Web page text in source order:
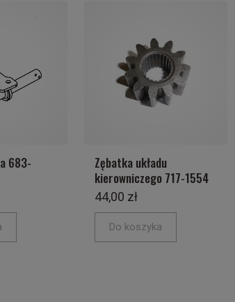
683-
Zębatka układu
kierowniczego 717-1554
44,00 zł
Do koszyka